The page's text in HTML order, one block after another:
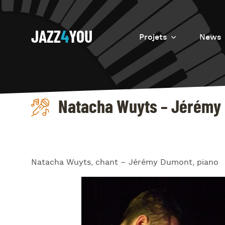
JAZZ4YOU Projets
Introduction
Resurrection
Eretz
News
Natacha Wuyts –
Natacha Wuyts, chant – Jérémy Dumont, piano